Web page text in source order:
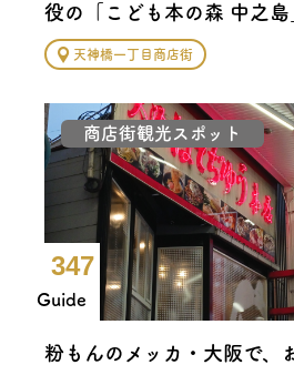
役の「こども本の森 中之
天神橋一丁目商店街
商店街観光スポット
Guide
347
粉もんのメッカ・大阪で、